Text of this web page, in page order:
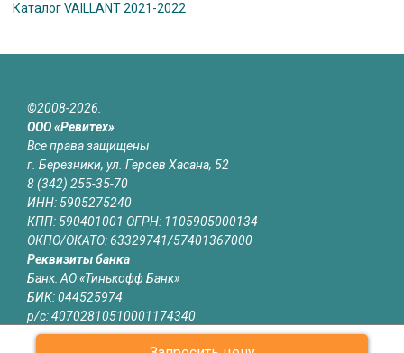
Каталог VAILLANT 2021-2022
©2008-2026.
ООО «Ревитех»
Все права защищены
г. Березники, ул. Героев Хасана, 52
8 (342) 255-35-70
ИНН: 5905275240
КПП: 590401001 ОГРН: 1105905000134
ОКПО/ОКАТО: 63329741/57401367000
Реквизиты банка
Банк: АО «Тинькофф Банк»
БИК: 044525974
р/с: 40702810510001174340
к/с: 30101810145250000974